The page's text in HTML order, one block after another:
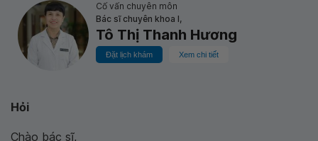
Cố vấn chuyên môn
Bác sĩ chuyên khoa I,
Tô Thị Thanh Hương
Đặt lịch khám Xem chi tiết
Hỏi
Chào bác sĩ,